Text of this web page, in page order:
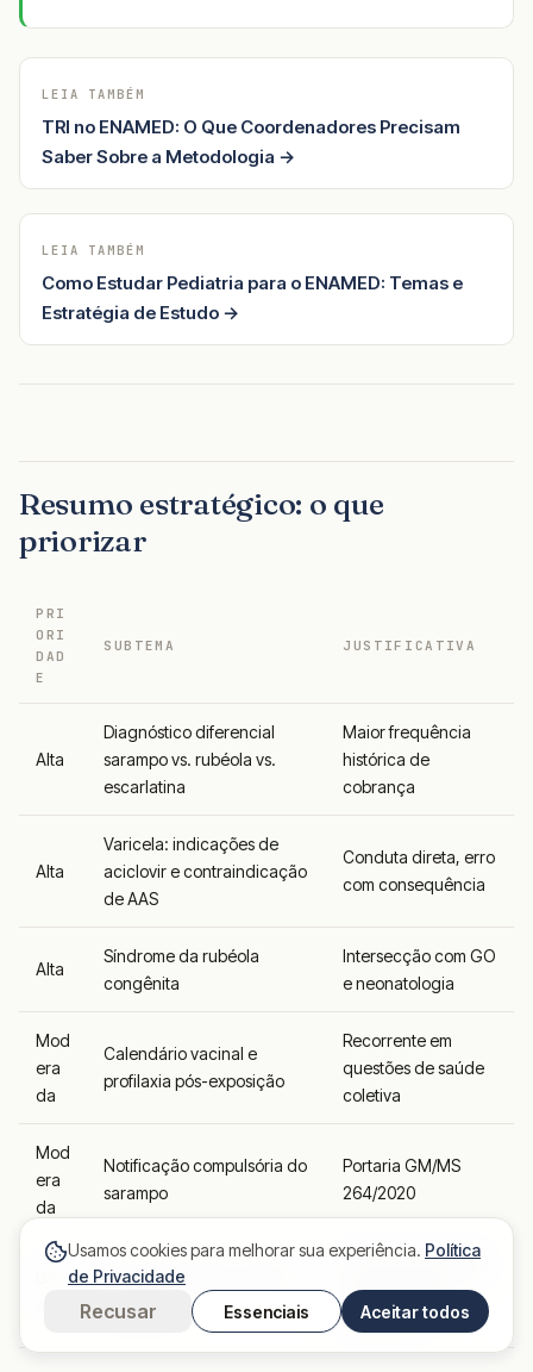
LEIA TAMBÉM
TRI no ENAMED: O Que Coordenadores Precisam
Saber Sobre a Metodologia →
LEIA TAMBÉM
Como Estudar Pediatria para o ENAMED: Temas e
Estratégia de Estudo →
Resumo estratégico: o que
priorizar
PRI
ORI
DAD
E
SUBTEMA JUSTIFICATIVA
Alta
Diagnóstico diferencial
sarampo vs. rubéola vs.
escarlatina
Maior frequência
histórica de
cobrança
Alta
Varicela: indicações de
aciclovir e contraindicação
de AAS
Conduta direta, erro
com consequência
Alta
Síndrome da rubéola
congênita
Intersecção com GO
e neonatologia
Mod
era
da
Calendário vacinal e
profilaxia pós-exposição
Recorrente em
questões de saúde
coletiva
Mod
era
da
Notificação compulsória do
sarampo
Portaria GM/MS
264/2020
Exantema súbito e eritema
infeccioso
Padrão diagnóstico
simples, baixa
frequência
Usamos cookies para melhorar sua experiência. Política
de Privacidade
Recusar Essenciais Aceitar todos